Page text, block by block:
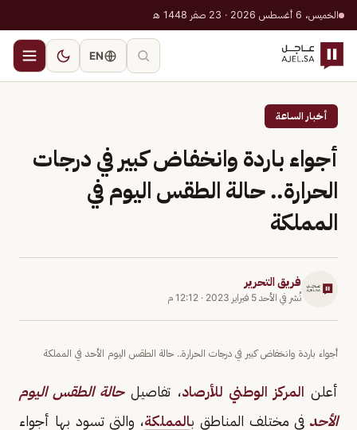
الخميس، 6 أغسطس 2026 · 23 صفر 1448 هـ
EN
أخبار الساعة
أجواء باردة وانخفاض كبير في درجات
الحرارة.. حالة الطقس اليوم في
المملكة
فريق التحرير
نُشر في الأحد 5 فبراير 2023 · 12:12 م
أجواء باردة وانخفاض كبير في درجات الحرارة.. حالة الطقس اليوم الأحد في المملكة
أعلن المركز الوطني للأرصاد، تفاصيلحالة الطقس اليوم
الأحد في مختلف المناطق بالمملكة، والتي تسود بها أجواء